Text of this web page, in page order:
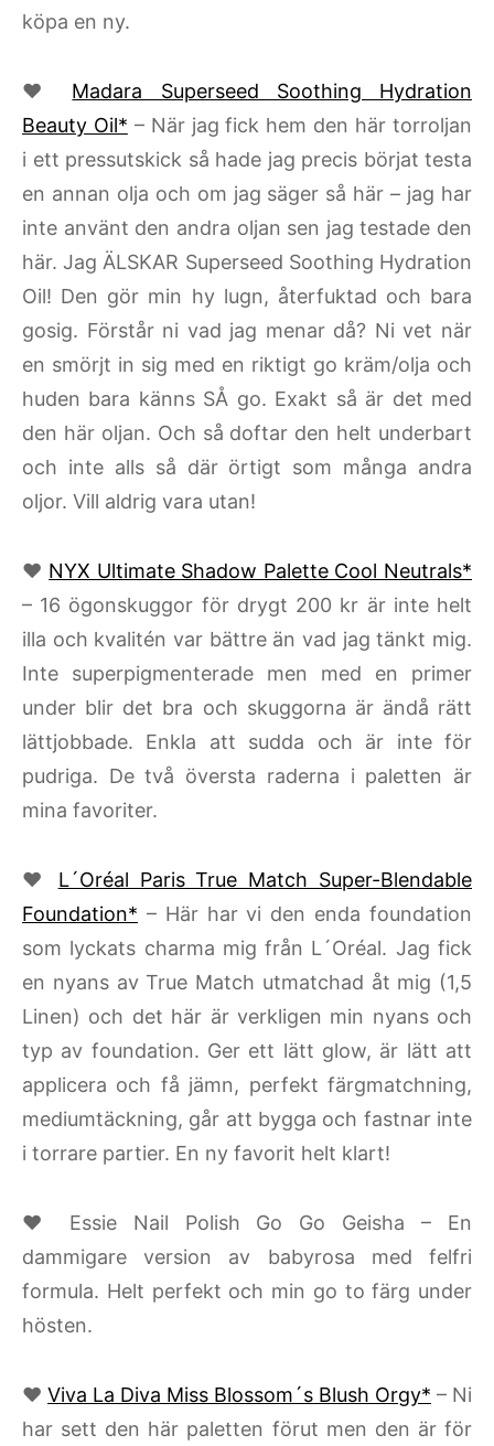
köpa en ny.
♥ Madara Superseed Soothing Hydration
Beauty Oil* – När jag fick hem den här torroljan
i ett pressutskick så hade jag precis börjat testa
en annan olja och om jag säger så här – jag har
inte använt den andra oljan sen jag testade den
här. Jag ÄLSKAR Superseed Soothing Hydration
Oil! Den gör min hy lugn, återfuktad och bara
gosig. Förstår ni vad jag menar då? Ni vet när
en smörjt in sig med en riktigt go kräm/olja och
huden bara känns SÅ go. Exakt så är det med
den här oljan. Och så doftar den helt underbart
och inte alls så där örtigt som många andra
oljor. Vill aldrig vara utan!
♥ NYX Ultimate Shadow Palette Cool Neutrals*
– 16 ögonskuggor för drygt 200 kr är inte helt
illa och kvalitén var bättre än vad jag tänkt mig.
Inte superpigmenterade men med en primer
under blir det bra och skuggorna är ändå rätt
lättjobbade. Enkla att sudda och är inte för
pudriga. De två översta raderna i paletten är
mina favoriter.
♥ L´Oréal Paris True Match Super-Blendable
Foundation* – Här har vi den enda foundation
som lyckats charma mig från L´Oréal. Jag fick
en nyans av True Match utmatchad åt mig (1,5
Linen) och det här är verkligen min nyans och
typ av foundation. Ger ett lätt glow, är lätt att
applicera och få jämn, perfekt färgmatchning,
mediumtäckning, går att bygga och fastnar inte
i torrare partier. En ny favorit helt klart!
♥ Essie Nail Polish Go Go Geisha – En
dammigare version av babyrosa med felfri
formula. Helt perfekt och min go to färg under
hösten.
♥ Viva La Diva Miss Blossom´s Blush Orgy* – Ni
har sett den här paletten förut men den är för